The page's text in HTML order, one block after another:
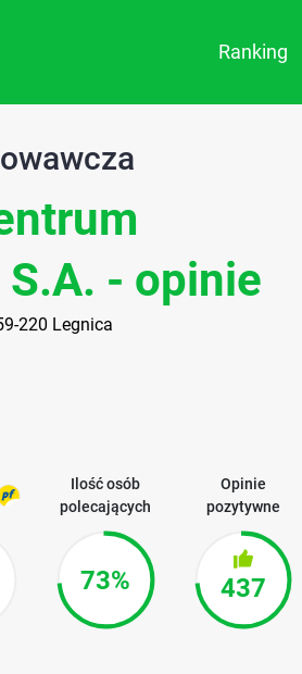
Ranking
- opinie
220 Legnica
Ilość osób
polecających
73%
Opinie
pozytywne
437